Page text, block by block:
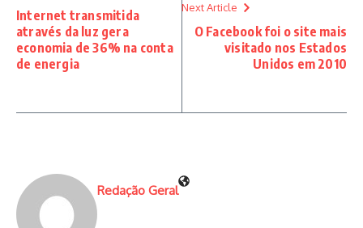
Internet transmitida
através da luz gera
economia de 36% na conta
de energia
Next Article
O Facebook foi o site mais
visitado nos Estados
Unidos em 2010
Redação Geral